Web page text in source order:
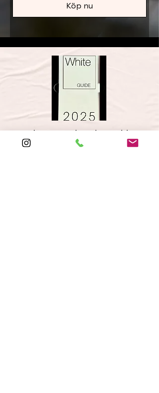
Köp nu
Rekommenderad av White
Guide Sverige 2025